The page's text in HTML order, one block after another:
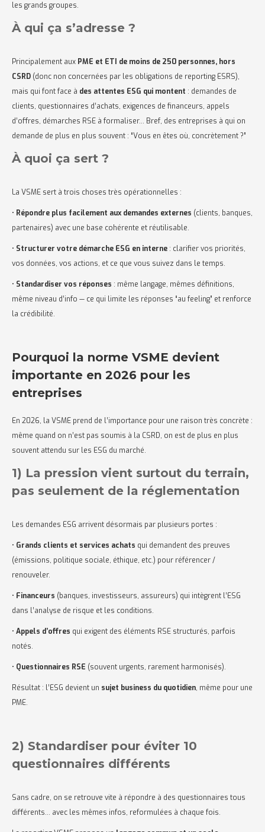
les grands groupes.
À qui ça s’adresse ?
Principalement aux PME et ETI de moins de 250 personnes, hors
CSRD (donc non concernées par les obligations de reporting ESRS),
mais qui font face à des attentes ESG qui montent : demandes de
clients, questionnaires d’achats, exigences de financeurs, appels
d’offres, démarches RSE à formaliser… Bref, des entreprises à qui on
demande de plus en plus souvent : “Vous en êtes où, concrètement ?”
À quoi ça sert ?
La VSME sert à trois choses très opérationnelles :
• Répondre plus facilement aux demandes externes (clients, banques,
partenaires) avec une base cohérente et réutilisable.
• Structurer votre démarche ESG en interne : clarifier vos priorités,
vos données, vos actions, et ce que vous suivez dans le temps.
• Standardiser vos réponses : même langage, mêmes définitions,
même niveau d’info — ce qui limite les réponses “au feeling” et renforce
la crédibilité.
Pourquoi la norme VSME devient
importante en 2026 pour les
entreprises
En 2026, la VSME prend de l’importance pour une raison très concrète :
même quand on n’est pas soumis à la CSRD, on est de plus en plus
souvent attendu sur les ESG du marché.
1) La pression vient surtout du terrain,
pas seulement de la réglementation
Les demandes ESG arrivent désormais par plusieurs portes :
• Grands clients et services achats qui demandent des preuves
(émissions, politique sociale, éthique, etc.) pour référencer /
renouveler.
• Financeurs (banques, investisseurs, assureurs) qui intègrent l’ESG
dans l’analyse de risque et les conditions.
• Appels d’offres qui exigent des éléments RSE structurés, parfois
notés.
• Questionnaires RSE (souvent urgents, rarement harmonisés).
Résultat : l’ESG devient un sujet business du quotidien, même pour une
PME.
2) Standardiser pour éviter 10
questionnaires différents
Sans cadre, on se retrouve vite à répondre à des questionnaires tous
différents… avec les mêmes infos, reformulées à chaque fois.